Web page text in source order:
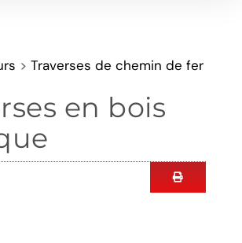
> Traverses de chemin de fer
en bois